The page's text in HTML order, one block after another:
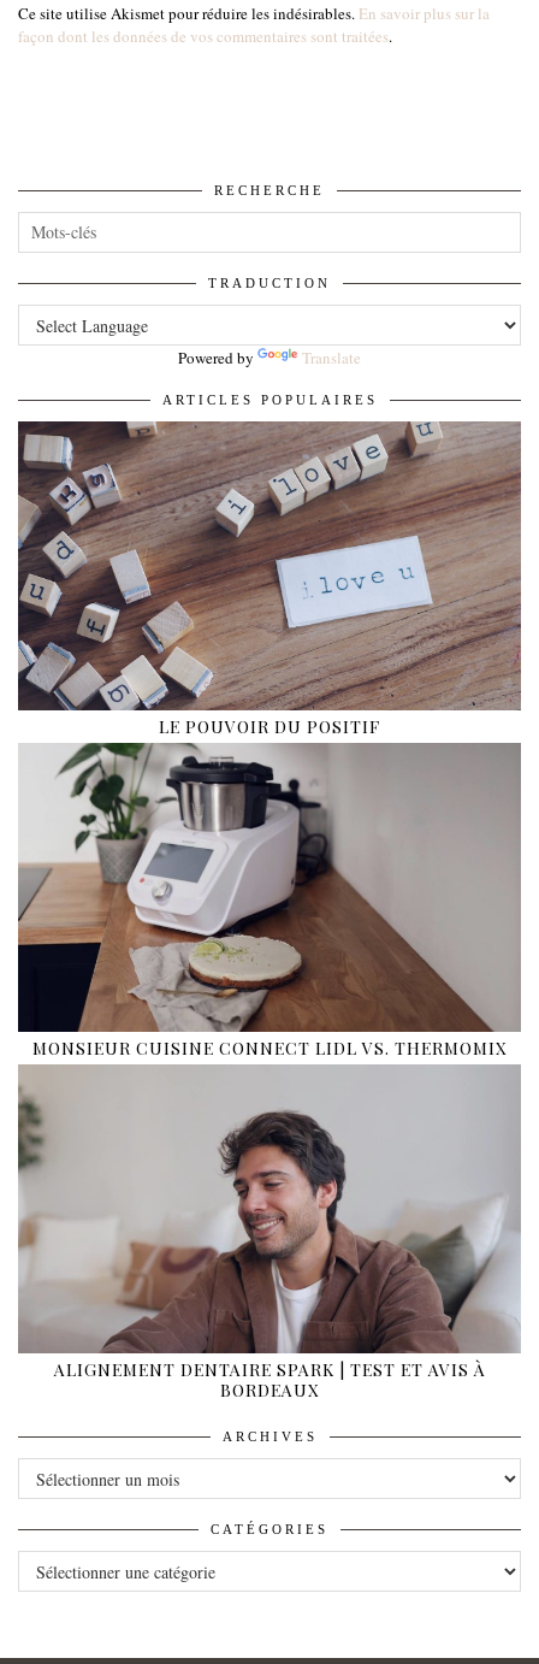
Ce site utilise Akismet pour réduire les indésirables. En savoir plus sur la
façon dont les données de vos commentaires sont traitées.
RECHERCHE
TRADUCTION
Powered by Translate
ARTICLES POPULAIRES
LE POUVOIR DU POSITIF
MONSIEUR CUISINE CONNECT LIDL VS. THERMOMIX
ALIGNEMENT DENTAIRE SPARK | TEST ET AVIS À
BORDEAUX
ARCHIVES
ARCHIVES
CATÉGORIES
CATÉGORIES